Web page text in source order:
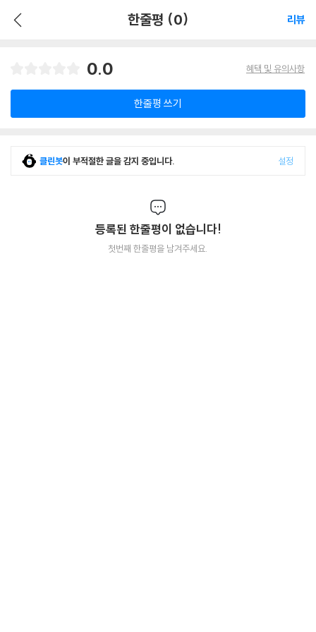
한줄평 (0) 리뷰
0.0 혜택 및 유의사항
한줄평 쓰기
클린봇이 부적절한 글을 감지 중입니다. 설정
등록된 한줄평이 없습니다!
첫번째 한줄평을 남겨주세요.